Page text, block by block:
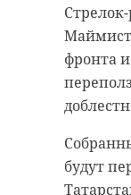
фронта
будут